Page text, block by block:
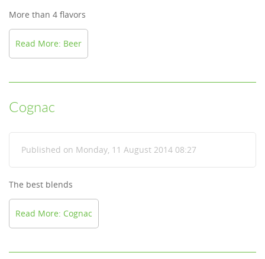
More than 4 flavors
Read More: Beer
Cognac
Published on Monday, 11 August 2014 08:27
The best blends
Read More: Cognac